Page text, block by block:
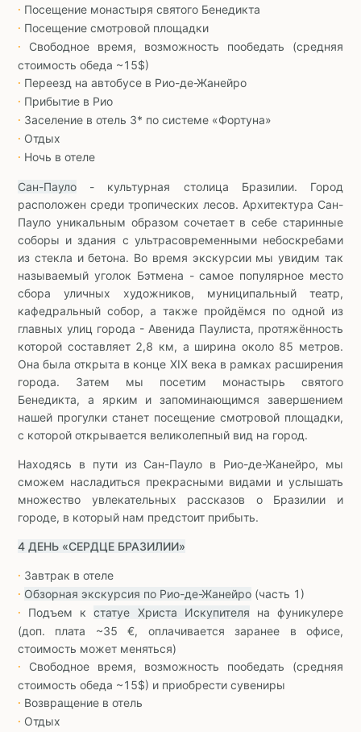
∙ Посещение монастыря святого Бенедикта
∙ Посещение смотровой площадки
∙
Свободное время, возможность пообедать (средняя
стоимость обеда ~15$)
∙ Переезд на автобусе в Рио-де-Жанейро
∙ Прибытие в Рио
∙ Заселение в отель 3* по системе «Фортуна»
∙ Отдых
∙ Ночь в отеле
Сан-Пауло - культурная столица Бразилии. Город
расположен среди тропических лесов. Архитектура Сан-
Пауло уникальным образом сочетает в себе старинные
соборы и здания с ультрасовременными небоскребами
из стекла и бетона. Во время экскурсии мы увидим так
называемый уголок Бэтмена - самое популярное место
сбора уличных художников, муниципальный театр,
кафедральный собор, а также пройдёмся по одной из
главных улиц города - Авенида Паулиста, протяжённость
которой составляет 2,8 км, а ширина около 85 метров.
Она была открыта в конце XIX века в рамках расширения
города. Затем мы посетим монастырь святого
Бенедикта, а ярким и запоминающимся завершением
нашей прогулки станет посещение смотровой площадки,
с которой открывается великолепный вид на город.
Находясь в пути из Сан-Пауло в Рио-де-Жанейро, мы
сможем насладиться прекрасными видами и услышать
множество увлекательных рассказов о Бразилии и
городе, в который нам предстоит прибыть.
4 ДЕНЬ «CЕРДЦЕ БРАЗИЛИИ»
∙ Завтрак в отеле
∙ Обзорная экскурсия по Рио-де-Жанейро (часть 1)
∙ Подъем кстатуе Христа Искупителя на фуникулере
(доп. плата ~35 €, оплачивается заранее в офисе,
стоимость может меняться)
∙
Свободное время, возможность пообедать (средняя
стоимость обеда ~15$) и приобрести сувениры
∙ Возвращение в отель
∙ Отдых